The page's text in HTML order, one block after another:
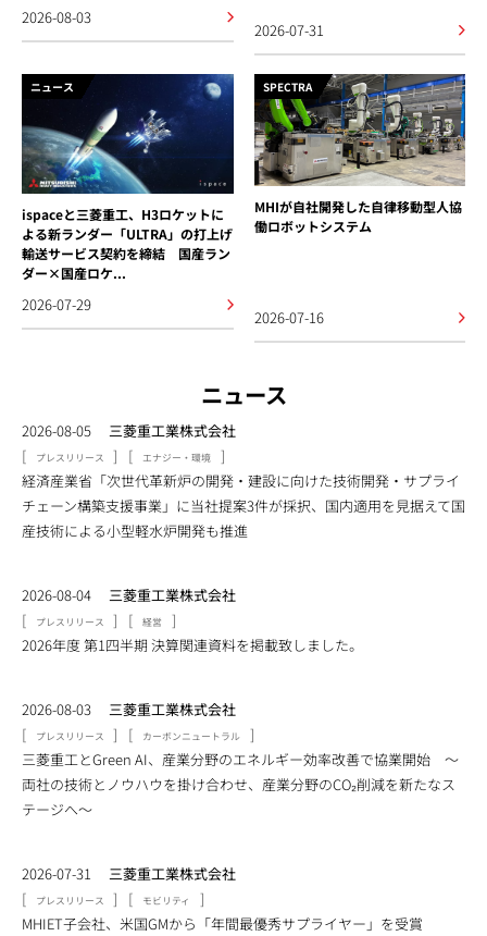
2026-08-03
2026-07-31
ニュース
ispaceと三菱重工、H3ロケットに
よる新ランダー「ULTRA」の打上げ
輸送サービス契約を締結 国産ラン
ダー×国産ロケ...
2026-07-29
SPECTRA
MHIが自社開発した自律移動型人協
働ロボットシステム
2026-07-16
ニュース
2026-08-05
三菱重工業株式会社
[
プレスリリース ] [ エナジー・環境
]
経済産業省「次世代革新炉の開発・建設に向けた技術開発・サプライ
チェーン構築支援事業」に当社提案3件が採択、国内適用を見据えて国
産技術による小型軽水炉開発も推進
2026-08-04
三菱重工業株式会社
[
プレスリリース ] [ 経営
]
2026年度 第1四半期 決算関連資料を掲載致しました。
2026-08-03
三菱重工業株式会社
[
プレスリリース ] [ カーボンニュートラル
]
三菱重工とGreen AI、産業分野のエネルギー効率改善で協業開始 ～
両社の技術とノウハウを掛け合わせ、産業分野のCO₂削減を新たなス
テージへ～
2026-07-31
三菱重工業株式会社
[
プレスリリース ] [ モビリティ
]
MHIET子会社、米国GMから「年間最優秀サプライヤー」を受賞